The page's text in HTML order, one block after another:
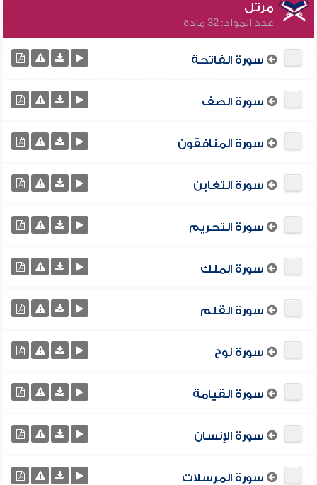
مرتل
عدد المواد: 32 مادة
سورة الفاتحة
سورة الصف
سورة المنافقون
سورة التغابن
سورة التحريم
سورة الملك
سورة القلم
سورة نوح
سورة القيامة
سورة الإنسان
سورة المرسلات